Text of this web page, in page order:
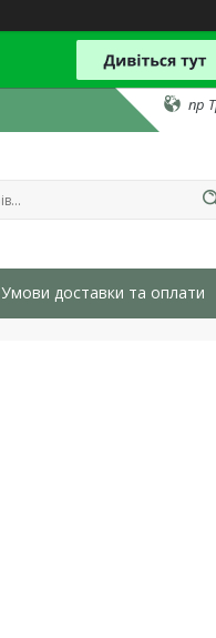
пр
Умови доставки та оплати